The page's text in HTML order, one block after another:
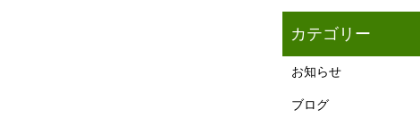
お知らせ
ブログ